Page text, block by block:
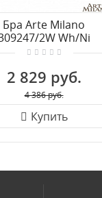
Бра Arte Milano
2W Wh/Ni
2 829 руб.
4 386 руб.
Купить